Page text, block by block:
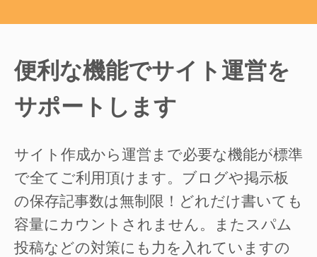
便利な機能でサイト運営を
サポートします
サイト作成から運営まで必要な機能が標準
で全てご利用頂けます。ブログや掲示板
の保存記事数は無制限！どれだけ書いても
容量にカウントされません。またスパム
投稿などの対策にも力を入れていますの